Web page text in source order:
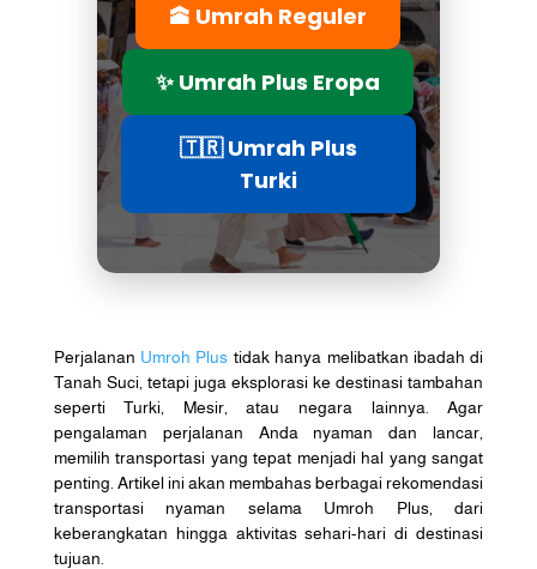
🕋 Umrah Reguler
✨ Umrah Plus Eropa
🇹🇷 Umrah Plus
Turki
Perjalanan Umroh Plus tidak hanya melibatkan ibadah di
Tanah Suci, tetapi juga eksplorasi ke destinasi tambahan
seperti Turki, Mesir, atau negara lainnya. Agar
pengalaman perjalanan Anda nyaman dan lancar,
memilih transportasi yang tepat menjadi hal yang sangat
penting. Artikel ini akan membahas berbagai rekomendasi
transportasi nyaman selama Umroh Plus, dari
keberangkatan hingga aktivitas sehari-hari di destinasi
tujuan.